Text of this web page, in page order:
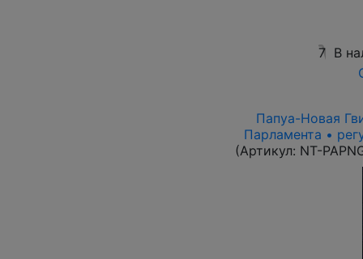
7 В
Папуа-Новая
Парламента •
(Артикул: NT-